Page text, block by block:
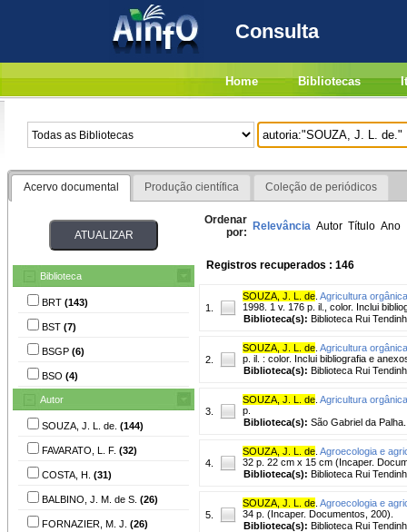
Consulta
Home Bibliotecas
Acervo documental Produção científica Coleção de periódicos
Biblioteca
BRT (143)
BST (7)
BSGP (6)
BSO (4)
Autor
SOUZA, J. L. de. (144)
FAVARATO, L. F. (32)
COSTA, H. (31)
BALBINO, J. M. de S. (26)
FORNAZIER, M. J. (26)
Ordenar
por: Relevância Autor Título Ano
Registros recuperados : 146
1.
SOUZA, J. L. de Agricultura
1998. 1 v. 176 p. il., color. Inclui
Biblioteca(s): Biblioteca Rui
2.
SOUZA, J. L. de Agricultura
p. il. : color. Inclui bibliografia e
Biblioteca(s): Biblioteca Rui
3.
SOUZA, J. L. de Agricultura
p.
Biblioteca(s): São Gabriel da Palha.
4.
SOUZA, J. L. de Agroecologia e
32 p. 22 cm x 15 cm (Incaper.
Biblioteca(s): Biblioteca Rui
5.
SOUZA, J. L. de Agroecologia e
34 p. (Incaper. Documentos, 200).
Biblioteca(s): Biblioteca Rui